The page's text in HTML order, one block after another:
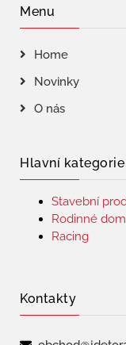
Menu
Home
Novinky
O nás
Hlavní kategorie
Stavební
Rodinné
Racing
Kontakty